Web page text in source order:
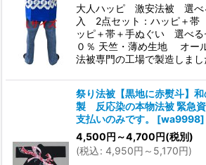
大人ハッピ 激安法被 選べ
入 2点セット：ハッピ＋帯
ッピ＋帯＋手ぬぐい 選べ
０％ 天竺・薄め生地 オー
法被専門の工場で製造しま
祭り法被【黒地に赤熨斗】
製 反応染の本物法被 緊急
支払いのみです。
[wa9998]
4,500円 ～4,700円(税別)
(税込: 4,950円 ～5,170円)